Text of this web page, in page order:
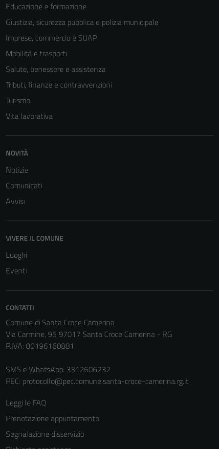
Educazione e formazione
Giustizia, sicurezza pubblica e polizia municipale
Imprese, commercio e SUAP
Mobilità e trasporti
Salute, benessere e assistenza
Tributi, finanze e contravvenzioni
Turismo
Vita lavorativa
NOVITÀ
Notizie
Comunicati
Avvisi
VIVERE IL COMUNE
Luoghi
Eventi
CONTATTI
Comune di Santa Croce Camerina
Via Carmine, 95 97017 Santa Croce Camerina - RG
P.IVA: 00196160881
SMS e WhatsApp: 3312606232
PEC: protocollo@pec.comune.santa-croce-camerina.rg.it
Leggi le FAQ
Prenotazione appuntamento
Segnalazione disservizio
Questi cookie
disabilitati.
impostati da
Cookie policy